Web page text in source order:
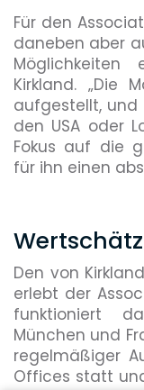
Für den
daneben aber
Möglichkeiten
Kirkland. „Die
aufgestellt, und
den USA oder
Fokus auf die
für ihn einen
Den von
erlebt der
funktioniert
München und
regelmäßiger
Offices statt